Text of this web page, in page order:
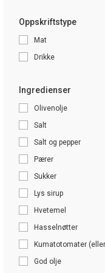
Oppskriftstype
Mat
Drikke
Ingredienser
Olivenolje
Salt
Salt og pepper
Pærer
Sukker
Lys sirup
Hvetemel
Hasselnøtter
Kumatotomater
God olje